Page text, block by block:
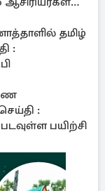
தமிழ்
:
:
பயிற்சி